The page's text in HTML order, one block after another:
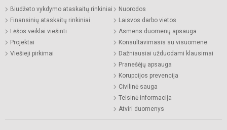
Biudžeto vykdymo ataskaitų rinkiniai
Finansinių ataskaitų rinkiniai
Lėšos veiklai viešinti
Projektai
Viešieji pirkimai
Nuorodos
Laisvos darbo vietos
Asmens duomenų apsauga
Konsultavimasis su visuomene
Dažniausiai užduodami klausimai
Pranešėjų apsauga
Korupcijos prevencija
Civilinė sauga
Teisinė informacija
Atviri duomenys